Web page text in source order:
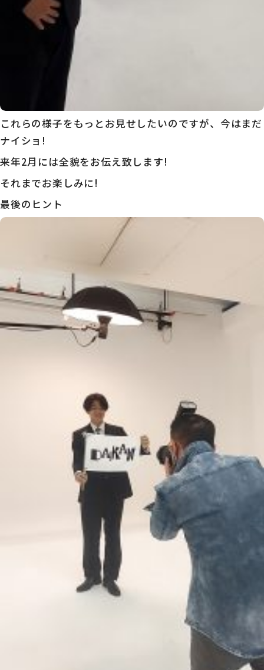
これらの様子をもっとお見せしたいのですが、今はまだ
ナイショ !
来年2月には全貌をお伝え致します!
それまでお楽しみに!
最後のヒント